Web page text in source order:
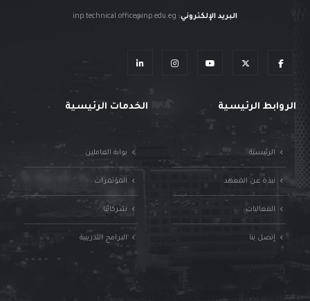
البريد الإلكتروني:
inp.technical.office@inp.edu.eg
الروابط الرئيسية
الرئيسية
نبذة عن المعهد
الفعاليات
إتصل بنا
الخدمات الرئيسية
بوابة العاملين
المؤتمرات
شركائنا
البرامج التدريبية